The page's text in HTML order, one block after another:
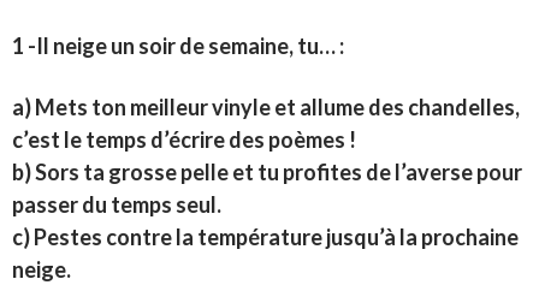
1 -Il neige un soir de semaine, tu… :
a) Mets ton meilleur vinyle et allume des chandelles,
c’est le temps d’écrire des poèmes !
b) Sors ta grosse pelle et tu profites de l’averse pour
passer du temps seul.
c) Pestes contre la température jusqu’à la prochaine
neige.